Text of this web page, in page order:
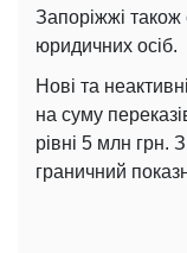
Запоріжжі також
юридичних осіб.
Нові та
на суму
рівні 5 млн грн.
граничний